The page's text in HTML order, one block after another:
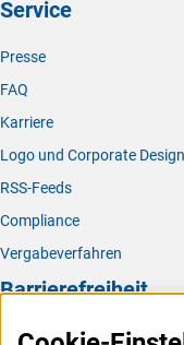
Service
Presse
FAQ
Karriere
Logo und Corporate Design
RSS-Feeds
Compliance
Vergabeverfahren
Barrierefreiheit
Service und